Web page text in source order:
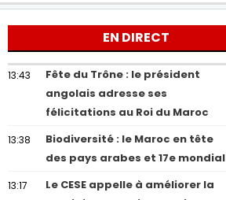
EN DIRECT
13:43
Fête du Trône : le président
angolais adresse ses
félicitations au Roi du Maroc
13:38
Biodiversité : le Maroc en tête
des pays arabes et 17e mondial
13:17
Le CESE appelle à améliorer la